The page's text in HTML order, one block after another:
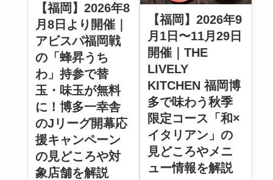
【福岡】2026年8
月8日より開催｜
アビスパ福岡戦
の「蜂昇うち
わ」持参で替
玉・味玉が無料
に！博多一幸舎
のJリーグ開幕応
援キャンペーン
の見どころや対
象店舗を解説
【福岡】2026年9
月1日〜11月29日
開催｜THE
LIVELY
KITCHEN 福岡博
多で味わう秋季
限定コース「和×
イタリアン」の
見どころやメニ
ュー情報を解説